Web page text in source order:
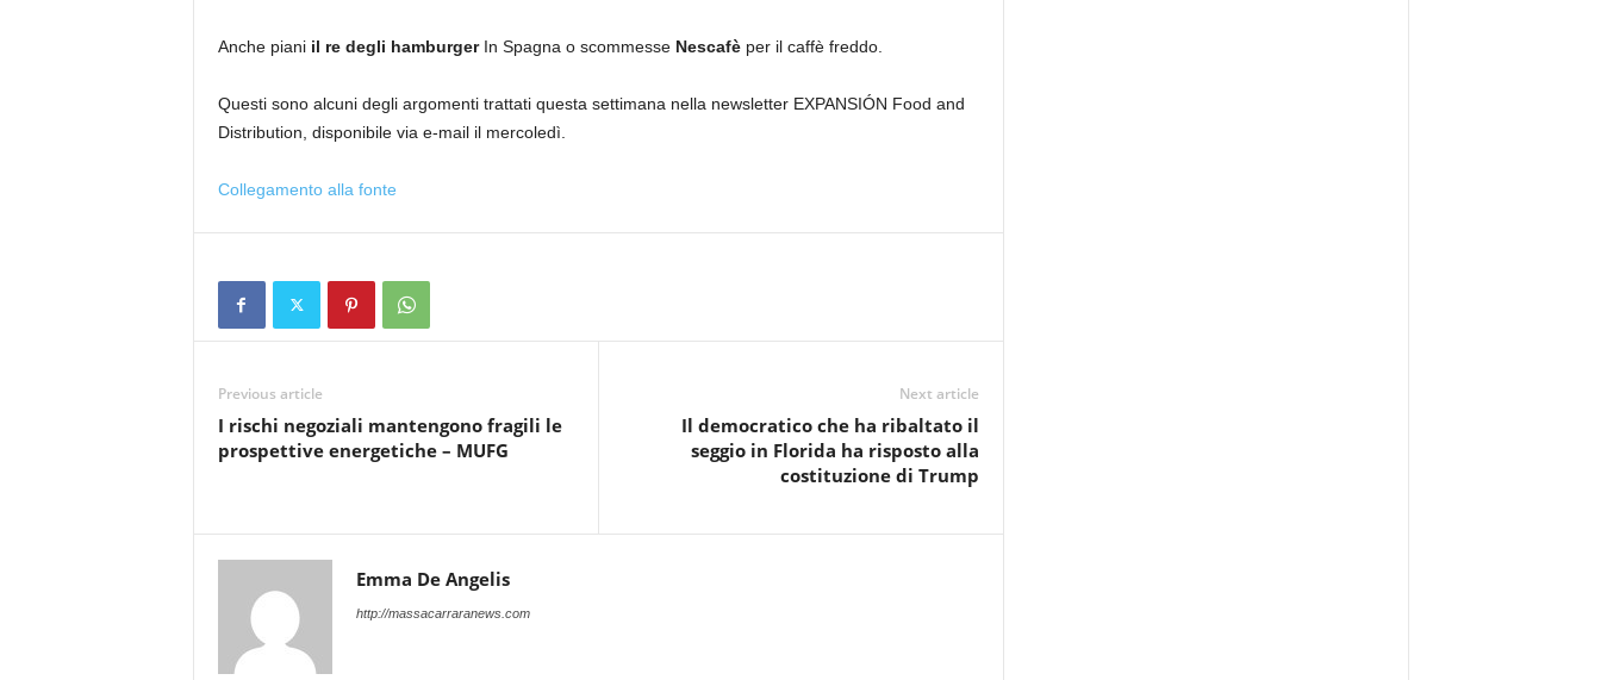
Anche piani il re degli hamburgerIn Spagna o scommesse Nescafè per il caffè freddo.
Questi sono alcuni degli argomenti trattati questa settimana nella newsletter EXPANSIÓN Food and
Distribution, disponibile via e-mail il mercoledì.
Collegamento alla fonte
Previous article
I rischi negoziali mantengono fragili le
prospettive energetiche – MUFG
Next article
Il democratico che ha ribaltato il
seggio in Florida ha risposto alla
costituzione di Trump
Emma De Angelis
http://massacarraranews.com